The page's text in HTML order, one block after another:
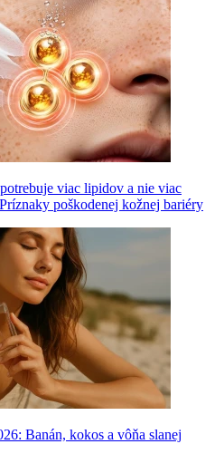
viac lipidov a nie viac
poškodenej kožnej bariéry
Banán, kokos a vôňa slanej